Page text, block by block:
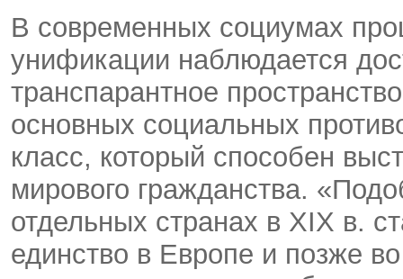
В современных социумах
унификации наблюдается
транспарантное
основных социальных
класс, который способен
мирового гражданства.
отдельных странах в XIX в.
единство в Европе и позже